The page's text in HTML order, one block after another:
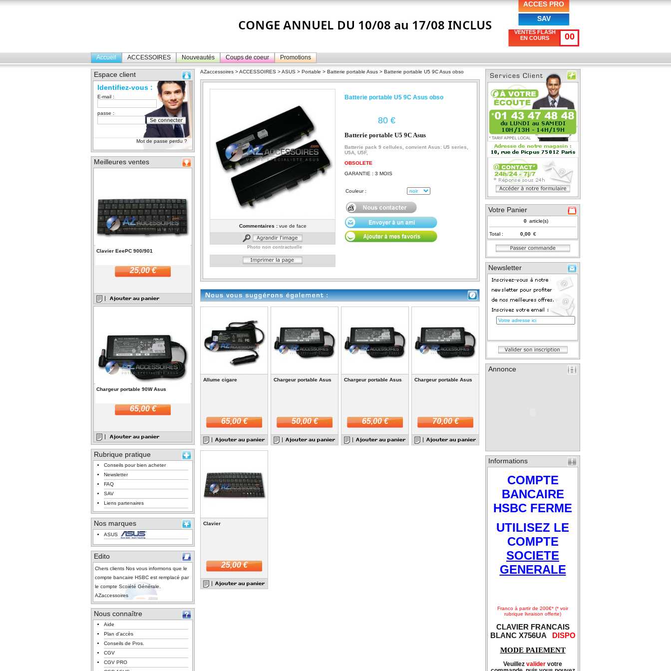
ACCES PRO
SAV
VENTES FLASH
EN COURS
00
Accueil ACCESSOIRES Nouveautés Coups de coeur Promotions
Espace client
Identifiez-vous :
E-mail :
passe :
Mot de passe perdu ?
Meilleures ventes
Clavier EeePC 900/901
25,00 €
Chargeur portable 90W Asus
65,00 €
Rubrique pratique
Conseils pour bien acheter
Newsletter
FAQ
SAV
Liens partenaires
Nos marques
ASUS
Edito
Chers clients Nos vous informons que le
compte bancaire HSBC est remplacé par
le compte Scoiété Générale.
AZaccessoires
Nous connaître
Aide
Plan d'accès
Conseils de Pros.
CGV
CGV PRO
AZaccessoires >ACCESSOIRES >ASUS > Portable > Batterie portable Asus > Batterie portable U5 9C Asus obso
Commentaires :vue de face
Photo non contractuelle
Batterie portable U5 9C Asus obso
€
Batterie portable U5 9C Asus
Batterie pack 9 cellules, convient Asus: U5 series
U5A, U5F,
OBSOLETE
GARANTIE : 3 MOIS
Couleur :
Allume cigare
65,00 €
Chargeur portable Asus
50,00 €
Chargeur portable Asus
65,00 €
Chargeur portable Asus
70,00 €
Clavier
25,00 €
Votre Panier
article(s)
Total : €
Newsletter
Annonce
Informations
COMPTE
BANCAIRE
HSBC FERME
UTILISEZ LE
COMPTE
SOCIETE
GENERALE
Franco à partir de 200€* (* voir
rubrique livraison offerte)
CLAVIER FRANCAIS
BLANC X756UA DISPO
MODE PAIEMENT
Veuillez valider votre